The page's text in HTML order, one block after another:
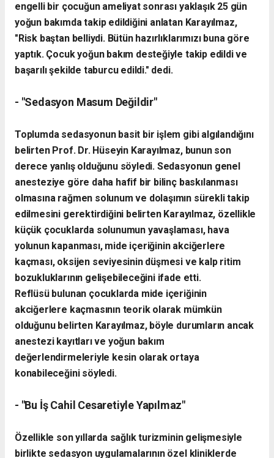
engelli bir çocuğun ameliyat sonrası yaklaşık 25 gün
yoğun bakımda takip edildiğini anlatan Karayılmaz,
"Risk baştan belliydi. Bütün hazırlıklarımızı buna göre
yaptık. Çocuk yoğun bakım desteğiyle takip edildi ve
başarılı şekilde taburcu edildi." dedi.
- "Sedasyon Masum Değildir"
Toplumda sedasyonun basit bir işlem gibi algılandığını
belirten Prof. Dr. Hüseyin Karayılmaz, bunun son
derece yanlış olduğunu söyledi. Sedasyonun genel
anesteziye göre daha hafif bir bilinç baskılanması
olmasına rağmen solunum ve dolaşımın sürekli takip
edilmesini gerektirdiğini belirten Karayılmaz, özellikle
küçük çocuklarda solunumun yavaşlaması, hava
yolunun kapanması, mide içeriğinin akciğerlere
kaçması, oksijen seviyesinin düşmesi ve kalp ritim
bozukluklarının gelişebileceğini ifade etti.
Reflüsü bulunan çocuklarda mide içeriğinin
akciğerlere kaçmasının teorik olarak mümkün
olduğunu belirten Karayılmaz, böyle durumların ancak
anestezi kayıtları ve yoğun bakım
değerlendirmeleriyle kesin olarak ortaya
konabileceğini söyledi.
- "Bu İş Cahil Cesaretiyle Yapılmaz"
Özellikle son yıllarda sağlık turizminin gelişmesiyle
birlikte sedasyon uygulamalarının özel kliniklerde